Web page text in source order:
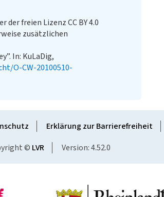
freien Lizenz CC BY 4.0
zusätzlichen
In: KuLaDig,
O-CW-20100510-
Erklärung zur Barrierefreiheit
© LVR Version: 4.52.0